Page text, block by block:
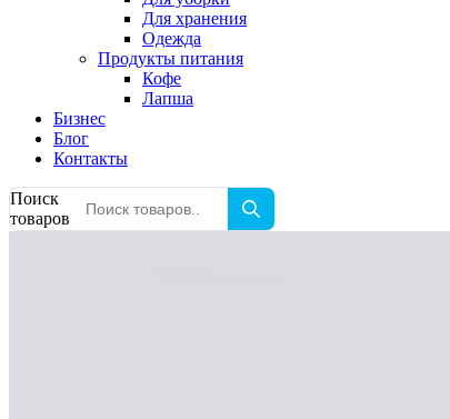
Для хранения
Одежда
Продукты питания
Кофе
Лапша
Бизнес
Блог
Контакты
Поиск
товаров